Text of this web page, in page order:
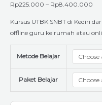
Rp225.000 – Rp8.400.000
Kursus UTBK SNBT di Kediri
offline guru ke rumah atau
Metode Belajar
Paket Belajar